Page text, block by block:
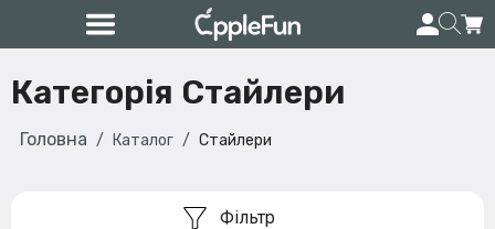
Категорія Стайлери
Головна Каталог Стайлери
Фільтр